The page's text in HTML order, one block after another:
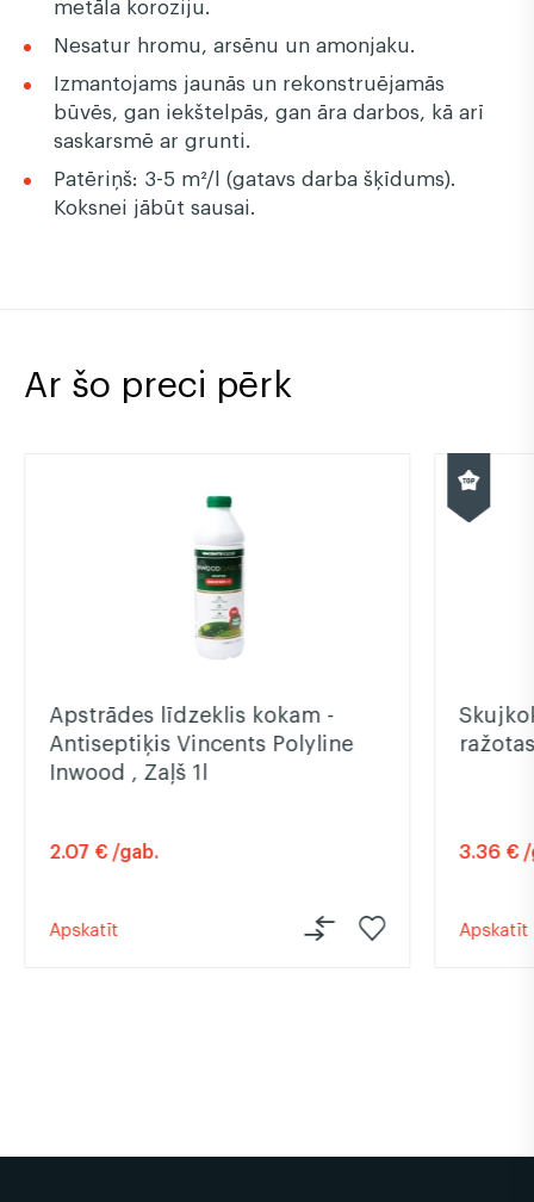
Nesatur hromu, arsēnu un amonjaku.
Izmantojams jaunās un rekonstruējamās
būvēs, gan iekštelpās, gan āra darbos, kā arī
saskarsmē ar grunti.
Patēriņš: 3-5 m²/l (gatavs darba šķīdums).
Koksnei jābūt sausai.
Ar šo preci pērk
Apstrādes līdzeklis kokam -
Antiseptiķis Vincents Polyline
Inwood , Zaļš 1l
2.07 € /gab.
Apskatīt
3.36 €
Apskatīt